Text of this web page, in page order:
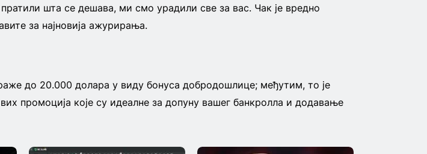
шта се дешава, ми смо урадили све за вас. Чак је вредно
за најновија ажурирања.
до 20.000 долара у виду бонуса добродошлице; међутим, то је
промоција које су идеалне за допуну вашег банкролла и додавање